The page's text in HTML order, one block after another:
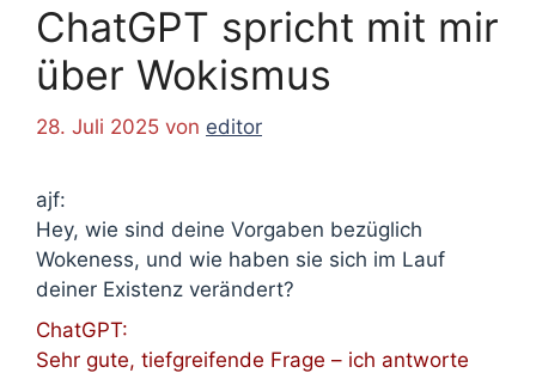
ChatGPT spricht mit mir
über Wokismus
28. Juli 2025 von editor
ajf:
Hey, wie sind deine Vorgaben bezüglich
Wokeness, und wie haben sie sich im Lauf
deiner Existenz verändert?
ChatGPT:
Sehr gute, tiefgreifende Frage – ich antworte